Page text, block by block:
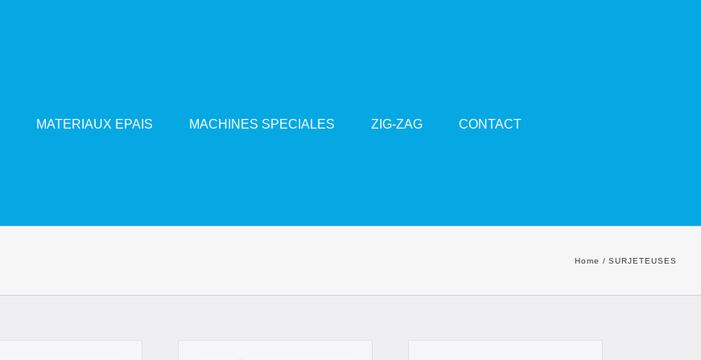
MATERIAUX EPAIS MACHINES SPECIALES ZIG-ZAG CONTACT
Home SURJETEUSES